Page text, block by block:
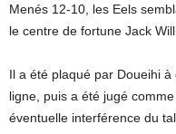
Menés 12-10, les Eels
le centre de fortune Jack
Il a été plaqué par Doueihi
ligne, puis a été jugé
éventuelle interférence du